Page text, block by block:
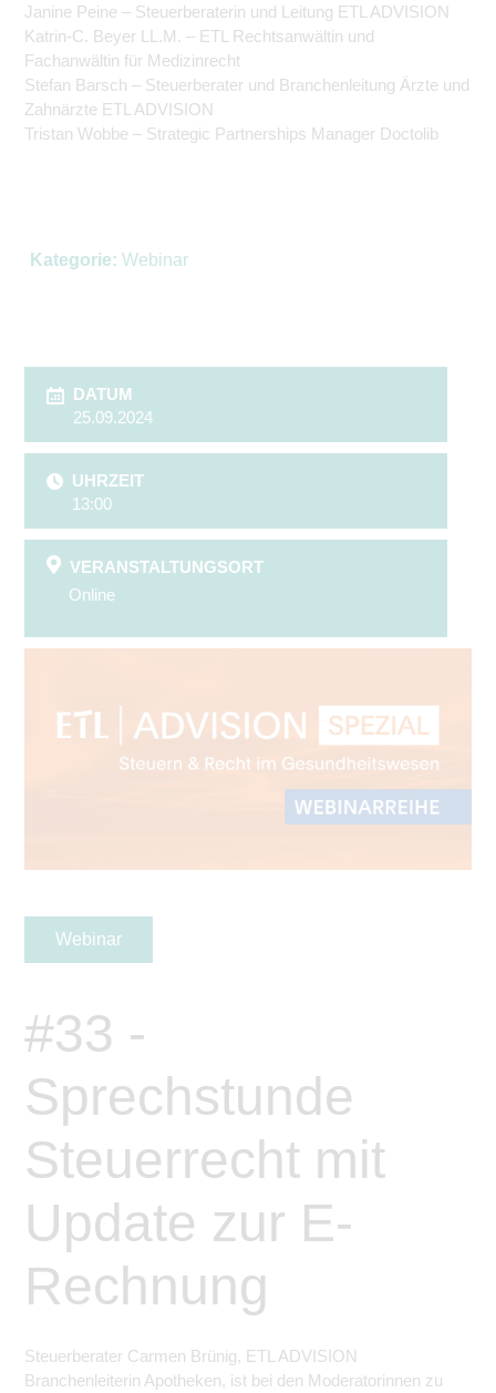
Janine Peine – Steuerberaterin und Leitung ETL ADVISION
Katrin-C. Beyer LL.M. – ETL Rechtsanwältin und
Fachanwältin für Medizinrecht
Stefan Barsch – Steuerberater und Branchenleitung Ärzte und
Zahnärzte ETL ADVISION
Tristan Wobbe – Strategic Partnerships Manager Doctolib
Kategorie: Webinar
DATUM
25.09.2024
UHRZEIT
13:00
VERANSTALTUNGSORT
Online
Webinar
#33 -
Sprechstunde
Steuerrecht mit
Update zur E-
Rechnung
Steuerberater Carmen Brünig, ETL ADVISION
Branchenleiterin Apotheken, ist bei den Moderatorinnen zu